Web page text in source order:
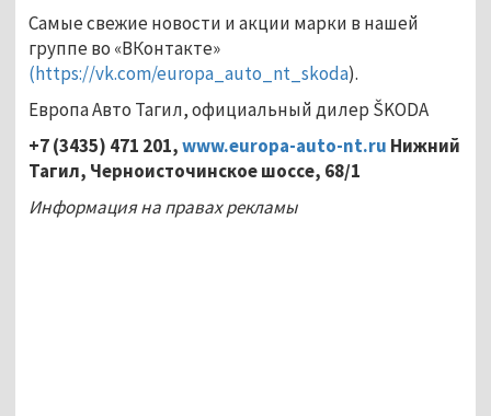
Самые свежие новости и акции марки в нашей
группе во «ВКонтакте»
(https://vk.com/europa_auto_nt_skoda).
Европа Авто Тагил, официальный дилер ŠKODA
+7 (3435) 471 201,www.europa-auto-nt.ru Нижний
Тагил, Черноисточинское шоссе, 68/1
Информация на правах рекламы